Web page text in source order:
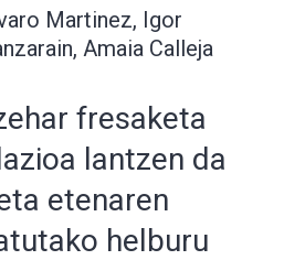
Martinez, Igor
Amaia Calleja
fresaketa
lantzen da
etenaren
helburu